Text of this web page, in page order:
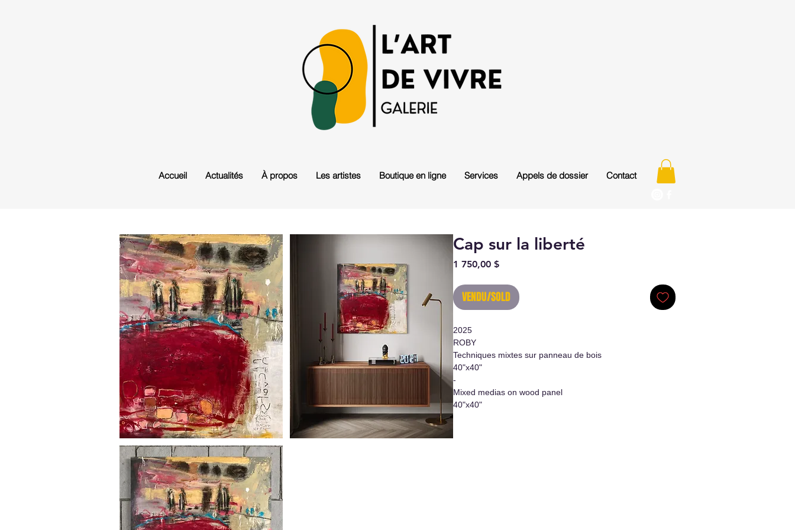
Accueil Actualités À propos Les artistes Boutique en ligne Services Appels de dossier Contact
Cap sur la liberté
1 750,00 $Prix
VENDU/SOLD
2025
ROBY
Techniques mixtes sur panneau de bois
40"x40"
-
Mixed medias on wood panel
40"x40"